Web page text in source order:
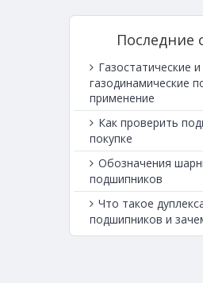
Последние
Газостатические и
газодинамические
применение
Как проверить
покупке
Обозначения
подшипников
Что такое
подшипников и